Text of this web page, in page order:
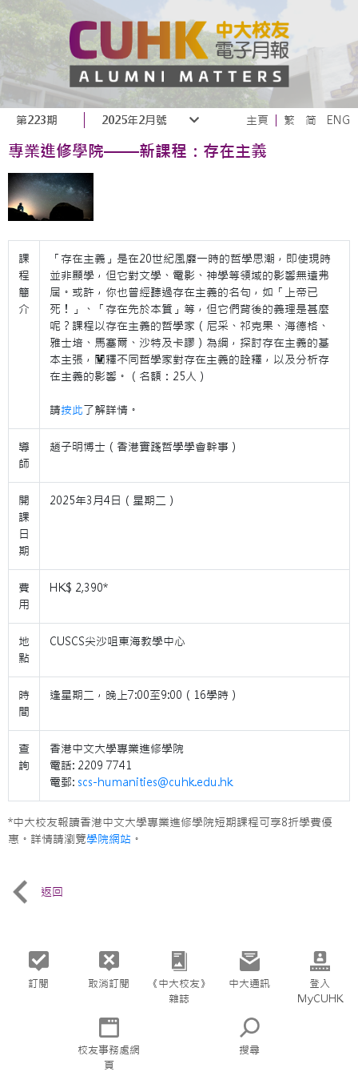
第223期 2025年2月號 主頁 繁 简 ENG
專業進修學院——新課程：存在主義
課
程
簡
介
「存在主義」是在20世紀風靡一時的哲學思潮，即使現時
並非顯學，但它對文學、電影、神學等領域的影響無遠弗
屆。或許，你也曾經聽過存在主義的名句，如「上帝已
死！」、「存在先於本質」等，但它們背後的義理是甚麼
呢？課程以存在主義的哲學家（尼采、祁克果、海德格、
雅士培、馬塞爾、沙特及卡謬）為綱，探討存在主義的基
本主張，闡釋不同哲學家對存在主義的詮釋，以及分析存
在主義的影響。（名額：25人）
請按此了解詳情。
導
師
趙子明博士（香港實踐哲學學會幹事）
開
課
日
期
2025年3月4日（星期二）
費
用
HK$ 2,390*
地
點
CUSCS尖沙咀東海教學中心
時
間
逢星期二，晚上7:00至9:00（16學時）
查
詢
香港中文大學專業進修學院
電話: 2209 7741
電郵: scs-humanities@cuhk.edu.hk
*中大校友報讀香港中文大學專業進修學院短期課程可享8折學費優
惠。詳情請瀏覽學院網站 。
返回
訂閱 取消訂閱
《中大校友》
雜誌
中大通訊
登入
MyCUHK
校友事務處網
頁
搜尋